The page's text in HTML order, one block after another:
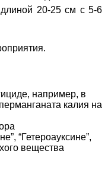
20-25 см с 5-6
например, в
калия на
“Гетероауксине”,
вещества